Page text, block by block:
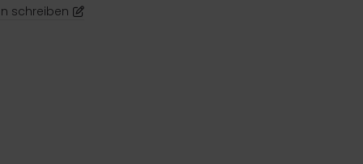
schreiben